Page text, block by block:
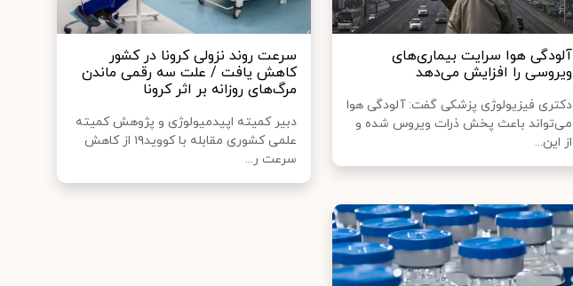
آلودگی هوا سرایت بیماری‌های
ویروسی را افزایش می‌دهد
دکتری فیزیولوژی پزشکی گفت: آلودگی هوا
می‌تواند باعث پخش ذرات ویروس شده و
از این...
سرعت روند نزولی کرونا در کشور
کاهش یافت / علت سه رقمی ماندن
مرگ‌های روزانه بر اثر کرونا
دبیر کمیته اپیدمیولوژی و پژوهش کمیته
علمی کشوری مقابله با کووید۱۹ از کاهش
سرعت ر...